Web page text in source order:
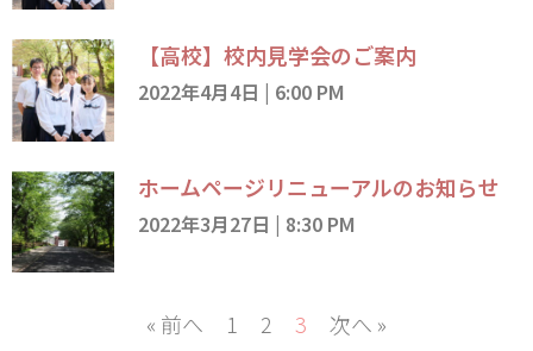
【高校】校内見学会のご案内
2022年4月4日 6:00 PM
ホームページリニューアルのお知らせ
2022年3月27日 8:30 PM
« 前へ 1 2 3 次へ »